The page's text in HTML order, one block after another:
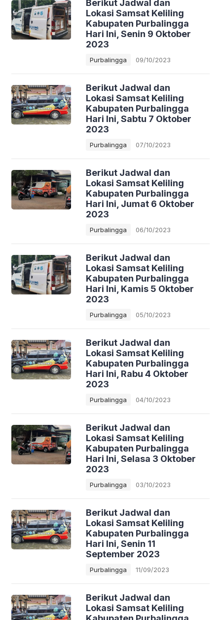
Berikut Jadwal dan
Lokasi Samsat Keliling
Kabupaten Purbalingga
Hari Ini, Senin 9 Oktober
2023
Purbalingga 09/10/2023
Berikut Jadwal dan
Lokasi Samsat Keliling
Kabupaten Purbalingga
Hari Ini, Sabtu 7 Oktober
2023
Purbalingga 07/10/2023
Berikut Jadwal dan
Lokasi Samsat Keliling
Kabupaten Purbalingga
Hari Ini, Jumat 6 Oktober
2023
Purbalingga 06/10/2023
Berikut Jadwal dan
Lokasi Samsat Keliling
Kabupaten Purbalingga
Hari Ini, Kamis 5 Oktober
2023
Purbalingga 05/10/2023
Berikut Jadwal dan
Lokasi Samsat Keliling
Kabupaten Purbalingga
Hari Ini, Rabu 4 Oktober
2023
Purbalingga 04/10/2023
Berikut Jadwal dan
Lokasi Samsat Keliling
Kabupaten Purbalingga
Hari Ini, Selasa 3 Oktober
2023
Purbalingga 03/10/2023
Berikut Jadwal dan
Lokasi Samsat Keliling
Kabupaten Purbalingga
Hari Ini, Senin 11
September 2023
Purbalingga 11/09/2023
Berikut Jadwal dan
Lokasi Samsat Keliling